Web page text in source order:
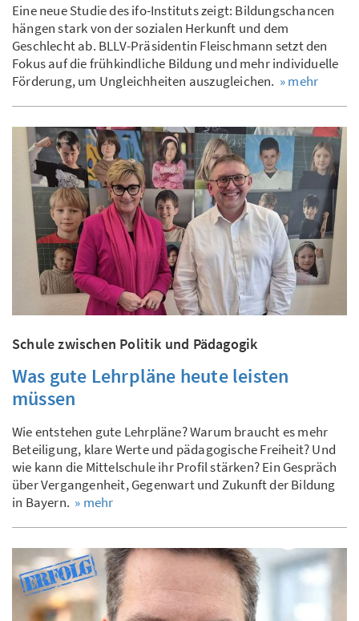
Eine neue Studie des ifo-Instituts zeigt: Bildungschancen
hängen stark von der sozialen Herkunft und dem
Geschlecht ab. BLLV-Präsidentin Fleischmann setzt den
Fokus auf die frühkindliche Bildung und mehr individuelle
Förderung, um Ungleichheiten auszugleichen. » mehr
Schule zwischen Politik und Pädagogik
Was gute Lehrpläne heute leisten
müssen
Wie entstehen gute Lehrpläne? Warum braucht es mehr
Beteiligung, klare Werte und pädagogische Freiheit? Und
wie kann die Mittelschule ihr Profil stärken? Ein Gespräch
über Vergangenheit, Gegenwart und Zukunft der Bildung
in Bayern. » mehr